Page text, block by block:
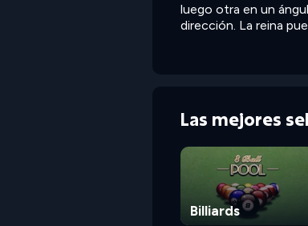
luego otra en un
dirección. La reina
Las mejores
Billiards